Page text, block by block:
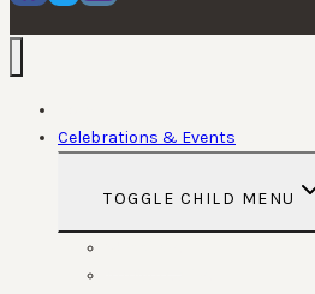
Celebrations & Events
TOGGLE CHILD MENU